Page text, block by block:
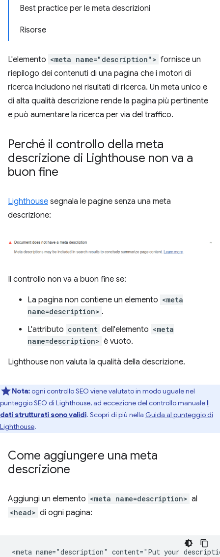
Best practice per le meta descrizioni
Risorse
L'elemento <meta name="description"> fornisce un
riepilogo dei contenuti di una pagina che i motori di
ricerca includono nei risultati di ricerca. Un meta unico e
di alta qualità descrizione rende la pagina più pertinente
e può aumentare la ricerca per via del traffico.
Perché il controllo della meta
descrizione di Lighthouse non va a
buon fine
Lighthouse segnala le pagine senza una meta
descrizione:
Il controllo non va a buon fine se:
La pagina non contiene un elemento <meta
name=description> .
L'attributo content dell'elemento <meta
name=description> è vuoto.
Lighthouse non valuta la qualità della descrizione.
Nota:ogni controllo SEO viene valutato in modo uguale nel
punteggio SEO di Lighthouse, ad eccezione del controllo manuale I
dati strutturati sono validi. Scopri di più nella Guida al punteggio di
Lighthouse.
Come aggiungere una meta
descrizione
Aggiungi un elemento <meta name=description> al
<head> di ogni pagina: